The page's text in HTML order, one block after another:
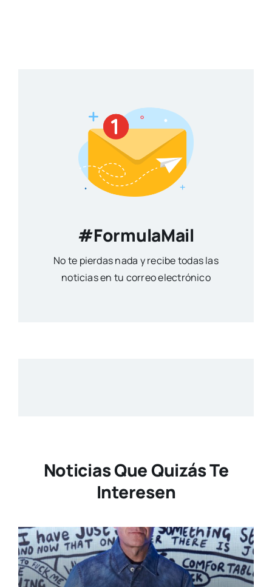
#FormulaMail
No te pierdas nada y recibe todas las
noticias en tu correo electrónico
Noticias Que Quizás Te
Interesen